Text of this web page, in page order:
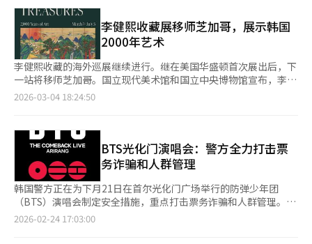
到。该平台上的黄牛票价格从39万到99.9万韩元不等，是原价的两
三倍。交易者利用票务平台自1月起实施的“价格上限”政策，将
黄牛票价格定为99.9万韩元，仅比上限低1000韩元。仅靠形式上
的价格限制难以遏制黄牛票交易。业内批评称，“由于平台监管和
执法不力，黄牛票市场几乎被公开放任”。尽管政府最近宣布打击
黄牛票，但实际上黄牛票仍然猖獗。文化体育观光部长崔辉英一直
将黄牛票视为“文化产业的顽疾”，并表示将采取强硬措施。为
此，政府推动修订演出法和国民体育振兴法，计划对黄牛票销售金
定，具体实施细则不足。业内人士普遍认为，仅靠现有措施难以根
除黄牛票。仅加强处罚规定而不对在线黄牛票平台交易进行监管，
难以期待实效。一位要求匿名的业内人士表示，“通过最近的法律
修订，能够对黄牛票交易进行法律制裁是值得欢迎的”，但他也批
评称，“在票务平台上公开交易黄牛票的情况下，声称要打击黄牛
票是荒谬的”。他还强调，“应对黄牛票交易平台采取严厉措施，
并加强类似于航空票务的身份验证程序，全面改善票务流通系
统”。
牛票交易并加强应对机制。崔部长将黄牛票视为文化产业的顽疾，
并表示将通过修订法律加大处罚力度，包括对黄牛票交易处以最高
50倍的罚款，并没收非法所得。然而，由于法律制定仓促，仍需准
备具体实施细则。崔部长指出，法律修订并不够，黄牛票问题涉及
技术、流通和消费者意识等多方面。各机构需在购票阶段阻止不当
行为，平台商需常态化监控，与执法机构快速共享信息，并开展公
众意识提升活动，才能有效解决问题。此外，崔部长要求票务平台
积极发挥作用，指出在监控BTS光化门演出时，部分平台出现大量
求，推动新法快速落实。崔部长还强调需积极告知公众黄牛票交易
的风险，指出即使购买BTS演出黄牛票，若被发现，可能导致购票
取消，且因现场身份核实，转让几乎不可能，可能导致诈骗。※
本报道经人工智能（AI）系统翻译与编辑。
李健熙收藏展移师芝加哥，展示韩国
2000年艺术
李健熙收藏的海外巡展继续进行。继在美国华盛顿首次展出后，下
一站将移师芝加哥。国立现代美术馆和国立中央博物馆宣布，李健
熙收藏的第二次海外展览“韩国国宝：韩国艺术2000年”将于芝
件宝物，以及国立现代美术馆的13件现代艺术杰作。去年11月，
李健熙捐赠作品的首次海外展览在华盛顿的史密森学会国立亚洲艺
术博物馆举行，吸引了8万多名观众。此次展览将在芝加哥艺术博
物馆举行，该馆是美国三大博物馆之一，位于1893年芝加哥世界
博览会的建筑内。芝加哥博物馆于2009年由著名建筑师伦佐·皮
亚诺设计扩建，此次展览将在现代翼一楼的特别展厅举行，是该馆
首次举办的亚洲艺术特别展。展览将展示韩国文化的深度和多样
性，包括郑敾的“仁王霁色图”和金弘道的“秋声赋图”等22件国
2026-03-04 18:24:50
BTS光化门演唱会：警方全力打击票
务诈骗和人群管理
韩国警方正在为下月21日在首尔光化门广场举行的防弹少年团
（BTS）演唱会制定安全措施，重点打击票务诈骗和人群管理。预
计包括外国游客在内的观众将达到26万人，警方将全力确保安全。
2026-02-24 17:03:00